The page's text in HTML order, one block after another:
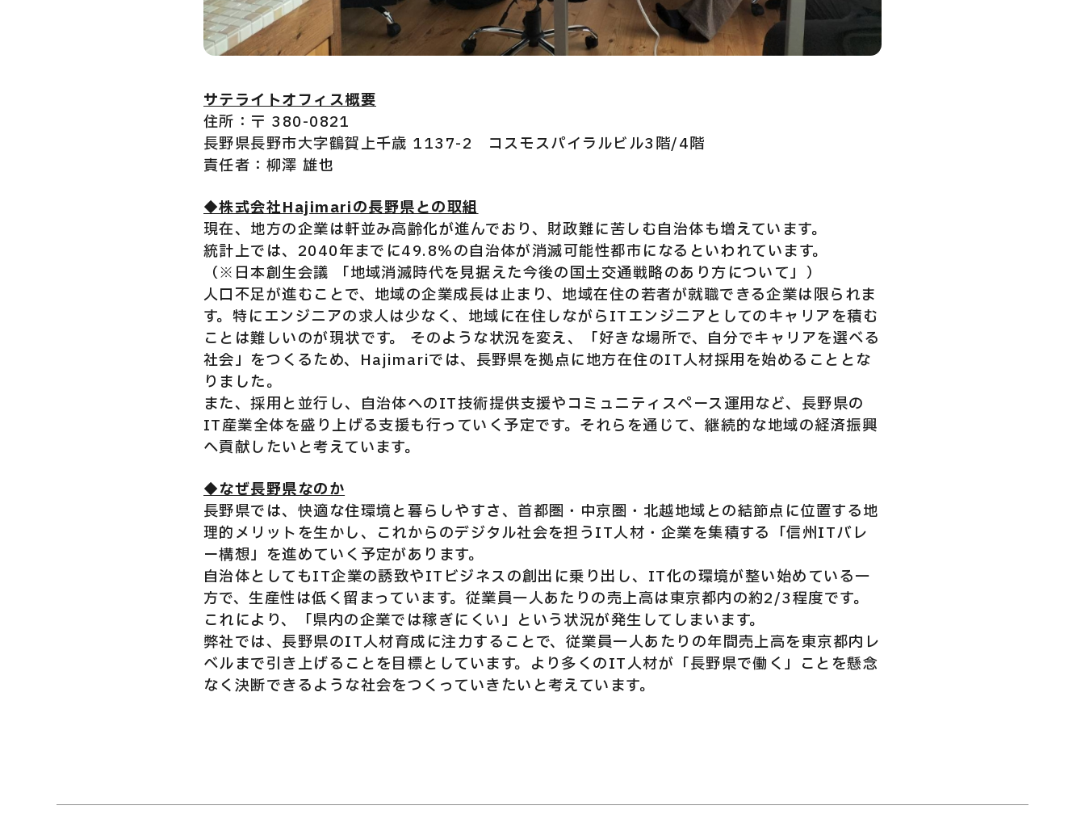
サテライトオフィス概要
住所：〒 380-0821
長野県長野市大字鶴賀上千歳 1137-2 コスモスパイラルビル3階/4階
責任者：柳澤 雄也
◆株式会社Hajimariの長野県との取組
現在、地方の企業は軒並み高齢化が進んでおり、財政難に苦しむ自治体も増えています。
統計上では、2040年までに49.8％の自治体が消滅可能性都市になるといわれています。
（※日本創生会議 「地域消滅時代を見据えた今後の国土交通戦略のあり方について」）
人口不足が進むことで、地域の企業成長は止まり、地域在住の若者が就職できる企業は限られま
す。特にエンジニアの求人は少なく、地域に在住しながらITエンジニアとしてのキャリアを積む
ことは難しいのが現状です。 そのような状況を変え、「好きな場所で、自分でキャリアを選べる
社会」をつくるため、Hajimariでは、長野県を拠点に地方在住のIT人材採用を始めることとな
りました。
また、採用と並行し、自治体へのIT技術提供支援やコミュニティスペース運用など、長野県の
IT産業全体を盛り上げる支援も行っていく予定です。それらを通じて、継続的な地域の経済振興
へ貢献したいと考えています。
◆なぜ長野県なのか
長野県では、快適な住環境と暮らしやすさ、首都圏・中京圏・北越地域との結節点に位置する地
理的メリットを生かし、これからのデジタル社会を担うIT人材・企業を集積する「信州ITバレ
ー構想」を進めていく予定があります。
自治体としてもIT企業の誘致やITビジネスの創出に乗り出し、IT化の環境が整い始めている一
方で、生産性は低く留まっています。従業員一人あたりの売上高は東京都内の約2/3程度です。
これにより、「県内の企業では稼ぎにくい」という状況が発生してしまいます。
弊社では、長野県のIT人材育成に注力することで、従業員一人あたりの年間売上高を東京都内レ
ベルまで引き上げることを目標としています。より多くのIT人材が「長野県で働く」ことを懸念
なく決断できるような社会をつくっていきたいと考えています。